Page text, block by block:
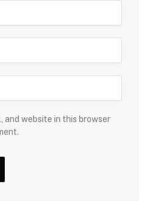
and website in this browser